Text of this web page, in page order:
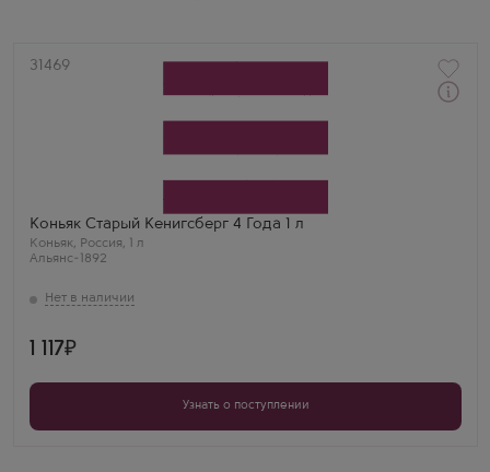
Артикул
31469
Коньяк Старый Кенигсберг 4 Года 1 л
Коньяк, Россия,
1 л
Альянс-1892
Регион
Калининград
Выдержка
4 года
1 117
Узнать о поступлении